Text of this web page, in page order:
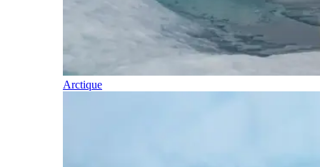
Arctique